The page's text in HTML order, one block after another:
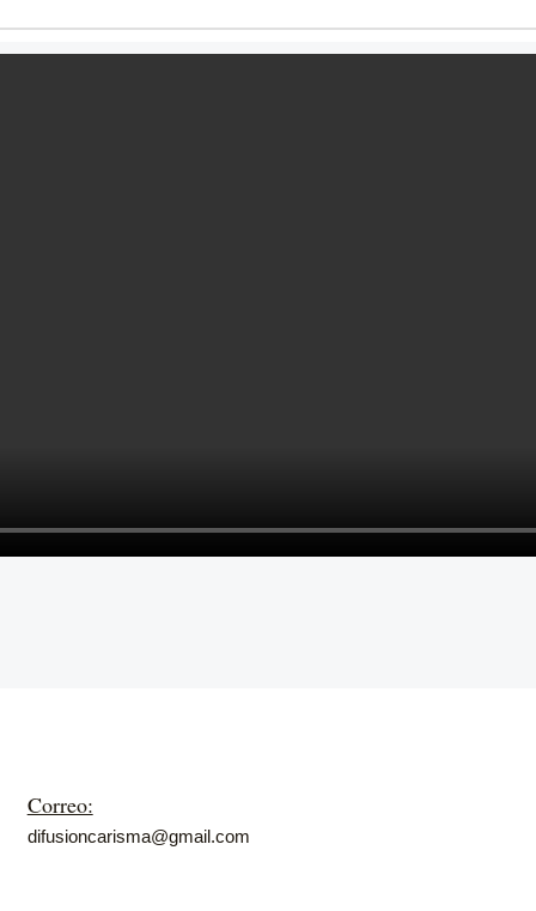
Correo:
difusioncarisma@gmail.com